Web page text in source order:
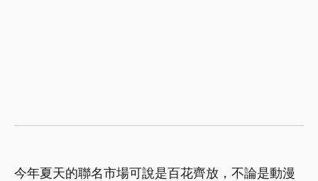
今年夏天的聯名市場可說是百花齊放，不論是動漫